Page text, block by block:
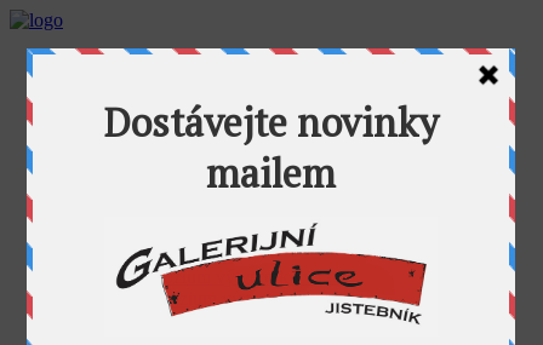
AKTUALITY
GALERIE U FOŤÁKA
Takoví jsme byli
I. sympozium výtvarníků v GU
II. sympozium výtvarníků
Galerijní rybník